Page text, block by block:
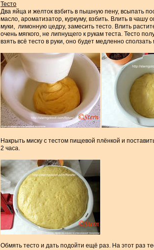
Тесто
Два яйца и желток взбить в пышную пену, всыпать
масло, ароматизатор, куркуму, взбить. Влить в
муки, лимонную цедру, замесить тесто. Влить
очень мягкого, не липнущего к рукам теста. Тесто
взять всё тесто в руки, оно будет медленно
Накрыть миску с тестом пищевой плёнкой и
2 часа.
Обмять тесто и дать подойти ещё раз. На этот раз